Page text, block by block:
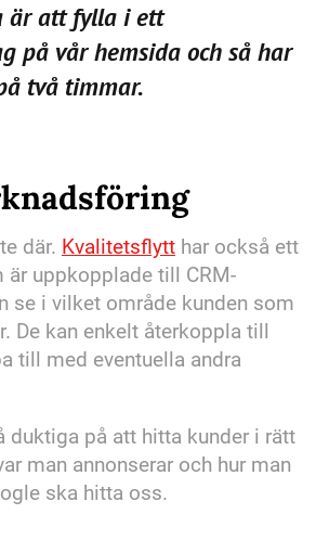
är att fylla i ett
på vår hemsida och så har
två timmar.
där. Kvalitetsflytt har också ett
är uppkopplade till CRM-
se i vilket område kunden som
De kan enkelt återkoppla till
till med eventuella andra
duktiga på att hitta kunder i rätt
man annonserar och hur man
ska hitta oss.